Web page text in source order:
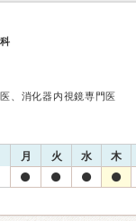
、消化器内視鏡専門医
月 火 水 木